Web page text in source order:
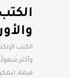
الكتب
وأكثر
قيمة،